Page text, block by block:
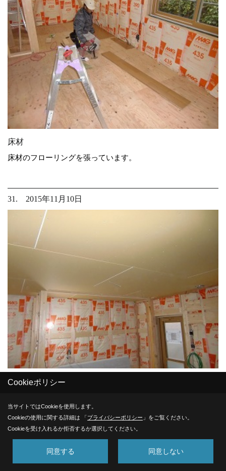
床材
床材のフローリングを張っています。
31. 2015年11月10日
32. 2015年11月11日
Cookieポリシー
当サイトではCookieを使用します。
Cookieの使用に関する詳細は 「プライバシーポリシー 」をご覧ください。
Cookieを受け入れるか拒否するか選択してください。
同意する 同意しない